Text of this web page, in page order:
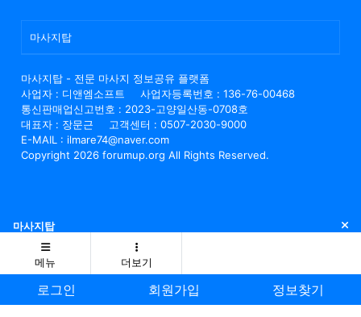
마사지탑
마사지탑 - 전문 마사지 정보공유 플랫폼
사업자 : 디앤엠소프트
사업자등록번호 : 136-76-00468
통신판매업신고번호 : 2023-고양일산동-0708호
대표자 : 장문근
고객센터 : 0507-2030-9000
E-MAIL : ilmare74@naver.com
Copyright 2026 forumup.org All Rights Reserved.
마사지탑 닫
메뉴 더보기
로그인 회원가입 정보찾기